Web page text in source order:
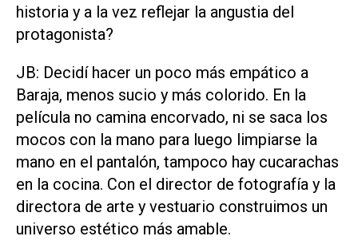
historia y a la vez reflejar la angustia del
protagonista?
JB: Decidí hacer un poco más empático a
Baraja, menos sucio y más colorido. En la
película no camina encorvado, ni se saca los
mocos con la mano para luego limpiarse la
mano en el pantalón, tampoco hay cucarachas
en la cocina. Con el director de fotografía y la
directora de arte y vestuario construimos un
universo estético más amable.